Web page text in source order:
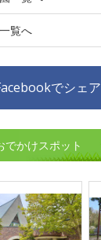
覧へ
でシェア
かけスポット